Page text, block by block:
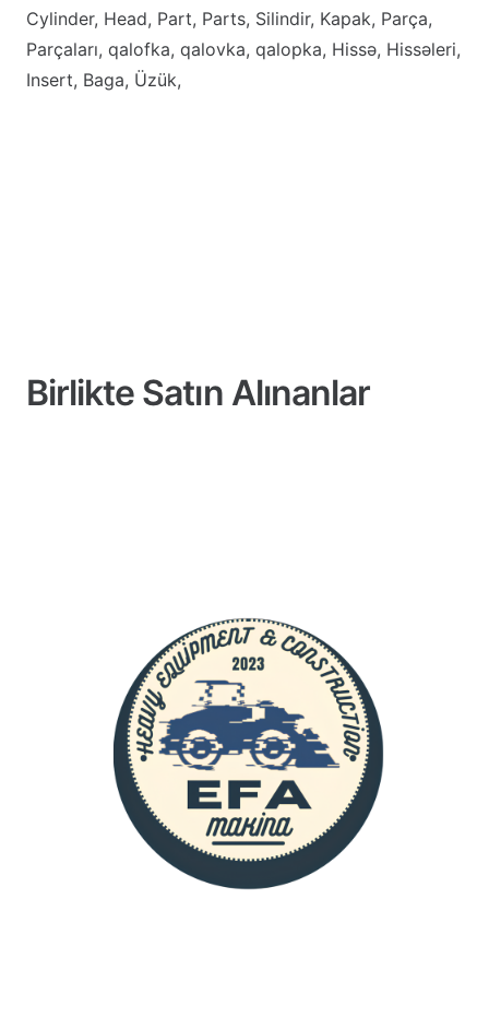
Cylinder, Head, Part, Parts, Silindir, Kapak, Parça,
Parçaları, qalofka, qalovka, qalopka, Hissə, Hissəleri,
Insert, Baga, Üzük,
Birlikte Satın Alınanlar